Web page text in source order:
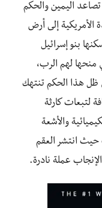
اليمين والحكم
الأمريكية إلى أرض
بنو إسرائيل
منحها لهم الرب،
ظل هذا الحكم تنتهك
لتبعات كارثة
والأشعة
انتشر العقم
عملة نادرة.